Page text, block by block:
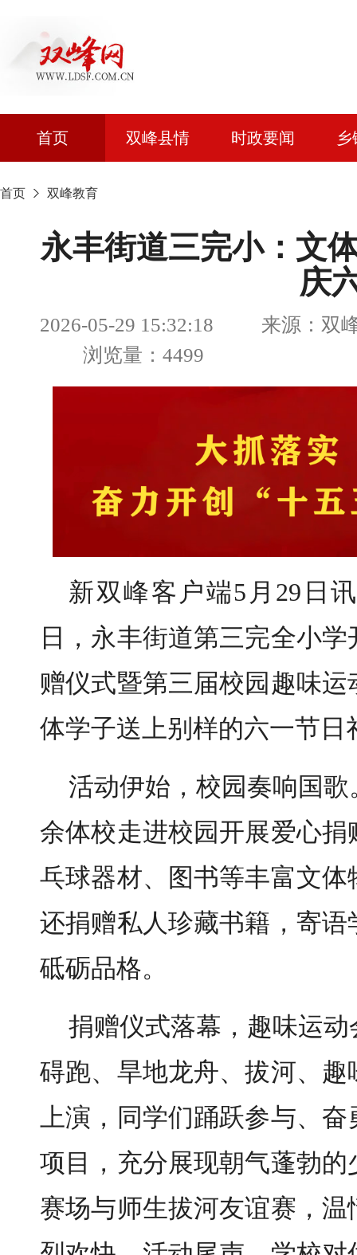
首页 双峰县情 时政要闻
首页 双峰教育
永丰街道三完小：文
庆
2026-05-29 15:32:18 来源：双峰
浏览量：4499
新双峰客户端5月29日
日，永丰街道第三完全小
赠仪式暨第三届校园趣味
体学子送上别样的六一节日
活动伊始，校园奏响国
余体校走进校园开展爱心
乓球器材、图书等丰富文
还捐赠私人珍藏书籍，寄
砥砺品格。
捐赠仪式落幕，趣味运
碍跑、旱地龙舟、拔河、
上演，同学们踊跃参与、
项目，充分展现朝气蓬勃
赛场与师生拔河友谊赛，